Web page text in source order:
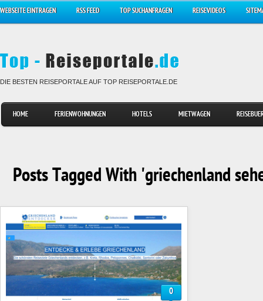
WEBSEITE EINTRAGEN RSS FEED TOP SUCHANFRAGEN REISEVIDEOS
DIE BESTEN REISEPORTALE AUF TOP REISEPORTALE.DE
HOME FERIENWOHNUNGEN HOTELS MIETWAGEN
Posts Tagged With 'griechenland
0